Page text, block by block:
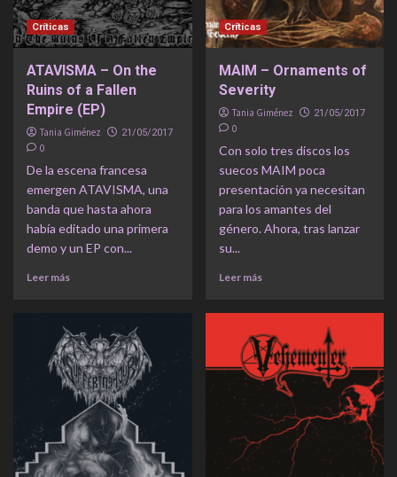
Críticas
ATAVISMA – On the
Ruins of a Fallen
Empire (EP)
Tania Giménez 21/05/2017
0
De la escena francesa
emergen ATAVISMA, una
banda que hasta ahora
había editado una primera
demo y un EP con...
Leer más
Críticas
MAIM – Ornaments of
Severity
Tania Giménez 21/05/2017
0
Con solo tres discos los
suecos MAIM poca
presentación ya necesitan
para los amantes del
género. Ahora, tras lanzar
su...
Leer más